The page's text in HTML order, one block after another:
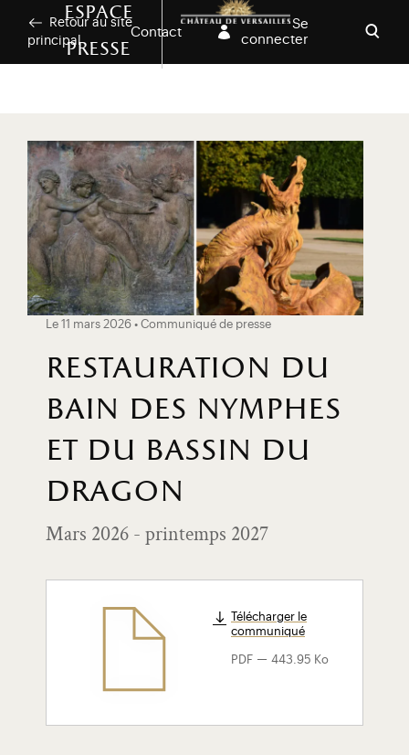
Aller au contenu principal
Retour au site
principal
Espace
presse
Contact
Se
connecter
Le 11 mars 2026 • Communiqué de presse
restauration du
bain des nymphes
et du bassin du
dragon
Mars 2026 - printemps 2027
Télécharger le
communiqué
PDF 443.95 Ko
Personnaliser les cookies